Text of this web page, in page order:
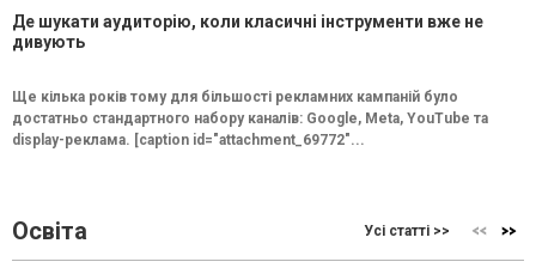
Де шукати аудиторію, коли класичні інструменти вже не
дивують
Ще кілька років тому для більшості рекламних кампаній було
достатньо стандартного набору каналів: Google, Meta, YouTube та
display-реклама. [caption id="attachment_69772"...
Освіта Усі статті >>